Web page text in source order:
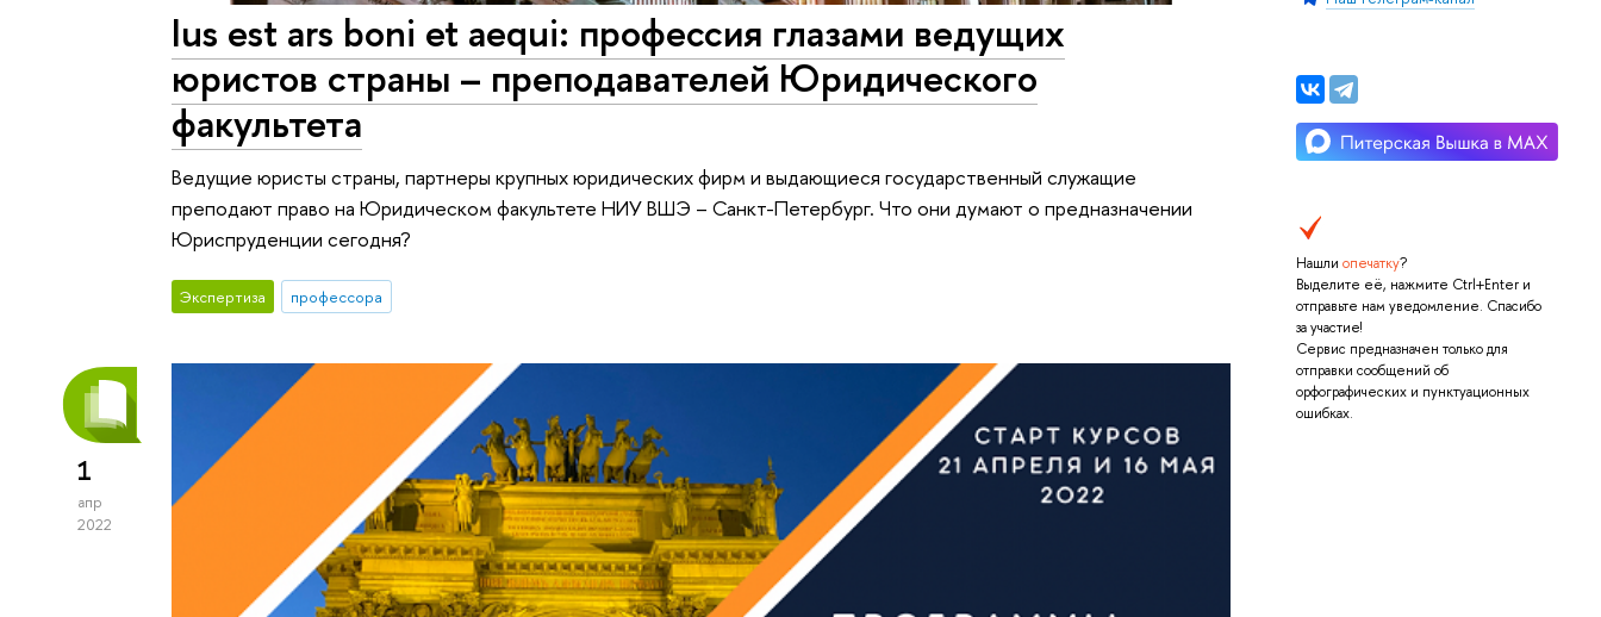
Нашли опечатку?
Выделите её, нажмите Ctrl+Enter и
отправьте нам уведомление. Спасибо
за участие!
Сервис предназначен только для
отправки сообщений об
орфографических и пунктуационных
ошибках.
Ius est ars boni et aequi: профессия глазами ведущих
юристов страны – преподавателей Юридического
факультета
Ведущие юристы страны, партнеры крупных юридических фирм и выдающиеся государственный служащие
преподают право на Юридическом факультете НИУ ВШЭ – Санкт-Петербург. Что они думают о предназначении
Юриспруденции сегодня?
Экспертиза профессора
1
апр
2022